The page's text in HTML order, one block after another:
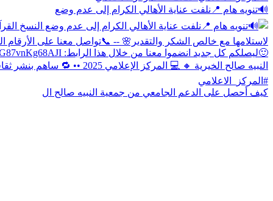
🔊تنويه هام 📍نلفت عناية الأهالي الكرام إلى عدم وضع
كيف أحصل على الدعم الجامعي من جمعية النبيه صالح ال